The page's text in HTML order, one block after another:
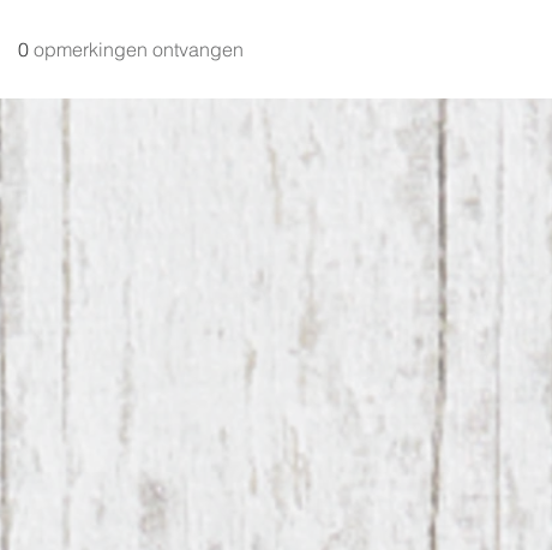
0 opmerkingen ontvangen